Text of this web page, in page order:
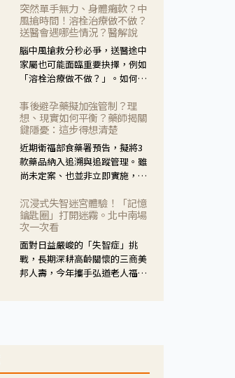
在重要。社團法人台灣自我照護
產業協會 提出「非處方藥正確使
用」與「藥師給力」，鼓勵民眾
建立安全且正確的自我照護習
慣。
突然單手無力、身體癱軟？中
風搶時間！溶栓治療做不做？
送醫會遇哪些情況？醫解說
腦中風搶救分秒必爭，送醫途中
家屬也可能面臨重要抉擇，例如
「溶栓治療做不做？」。如何搶
會理事長陳龍醫師解說！
事後避孕藥擬加強管制？理
想、現實如何平衡？藥師揭關
鍵隱憂：這步得想清楚
近期衛福部食藥署預告，擬將3
款藥品納入追溯與追蹤管理。雖
尚未定案、也並非立即實施，不
人杰藥師表示，這三款藥物目
的、作用、風險各有不同，管制
與否所帶來的後許影響也不同，
可先了解其特性。
沉浸式失智迷宮體驗！「記憶
鑰匙圈」打開迷霧。北中南場
次一次看
面對日益嚴峻的「失智症」挑
戰，長期深耕高齡關懷的三商美
邦人壽，今年攜手弘道老人福利
生活挑戰。